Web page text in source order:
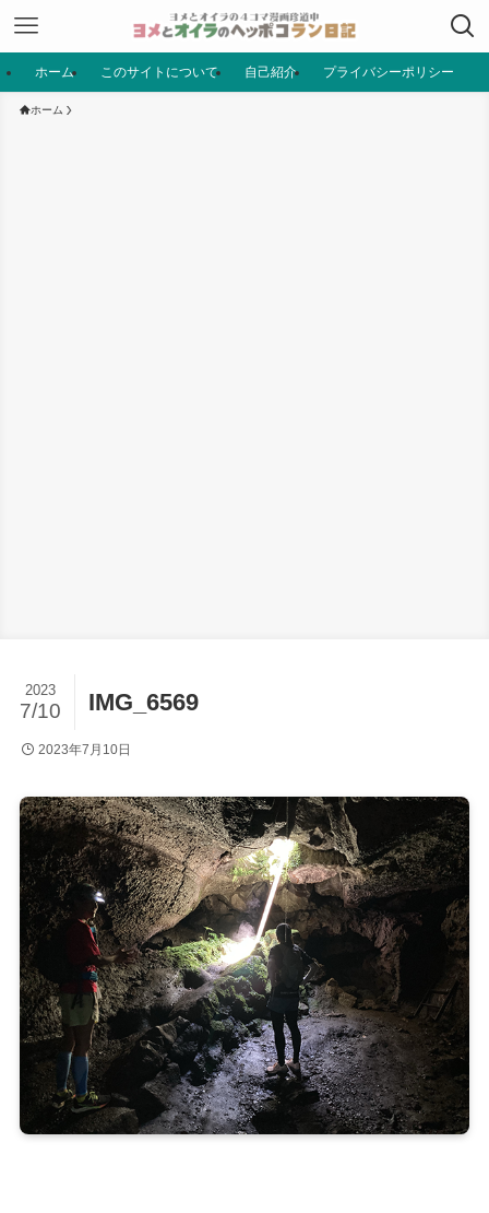
ホーム このサイトについて 自己紹介 プライバシーポリシー
ホーム
IMG_6569
2023
7/10
2023年7月10日